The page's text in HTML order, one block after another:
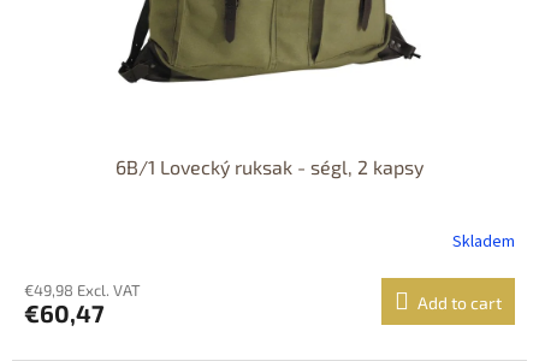
6B/1 Lovecký ruksak - ségl, 2 kapsy
Skladem
€49,98 Excl. VAT
€60,47 Add to cart